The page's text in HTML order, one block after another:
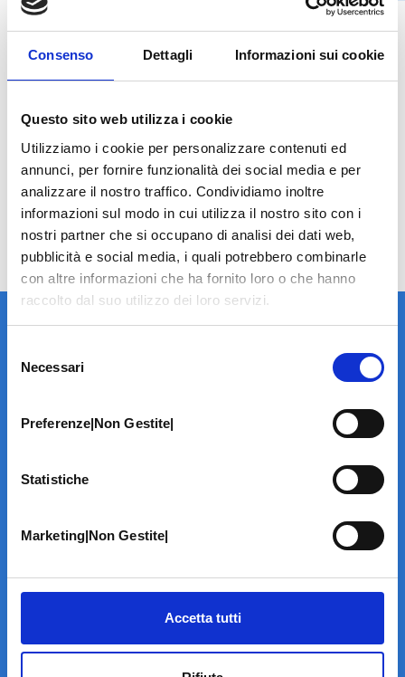
Consenso Dettagli Informazioni sui cookie
Questo sito web utilizza i cookie
Utilizziamo i cookie per personalizzare contenuti ed
annunci, per fornire funzionalità dei social media e per
analizzare il nostro traffico. Condividiamo inoltre
informazioni sul modo in cui utilizza il nostro sito con i
nostri partner che si occupano di analisi dei dati web,
pubblicità e social media, i quali potrebbero combinarle
con altre informazioni che ha fornito loro o che hanno
raccolto dal suo utilizzo dei loro servizi.
delNecessari
Preferenze|Non Gestite|
Statistiche
Marketing|Non Gestite|
Accetta tutti
Regime di assunzione del rischio:in ottemperanza al
combinato disposto di cui all’art. 10 della L. 24/2017 e
Tabella dei risarcimenti dell’ultimo quinquennio
Relazione sui rischi
LA STRUTTURA
Informazioni
Contatti
Specialità
Home Page